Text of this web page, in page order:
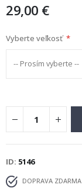
29,00 €
Vyberte veľkosť
ID 5146
DOPRAVA ZDARMA